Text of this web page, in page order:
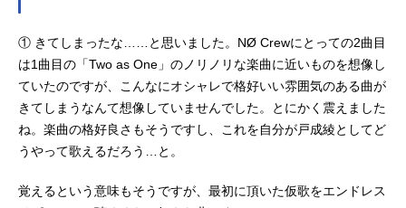
① きてしまったな……と思いました。NØ Crewにとっての2曲目
は1曲目の「Two as One」のノリノリな楽曲に近いものを想像し
ていたのですが、こんなにオシャレで格好いい雰囲気のある曲が
きてしまうなんて想像していませんでした。とにかく震えました
ね。楽曲の格好良さもそうですし、これを自分が戸成綾としてど
うやって歌えるだろう…と。
覚えるという意味もそうですが、最初に頂いた仮歌をエンドレス